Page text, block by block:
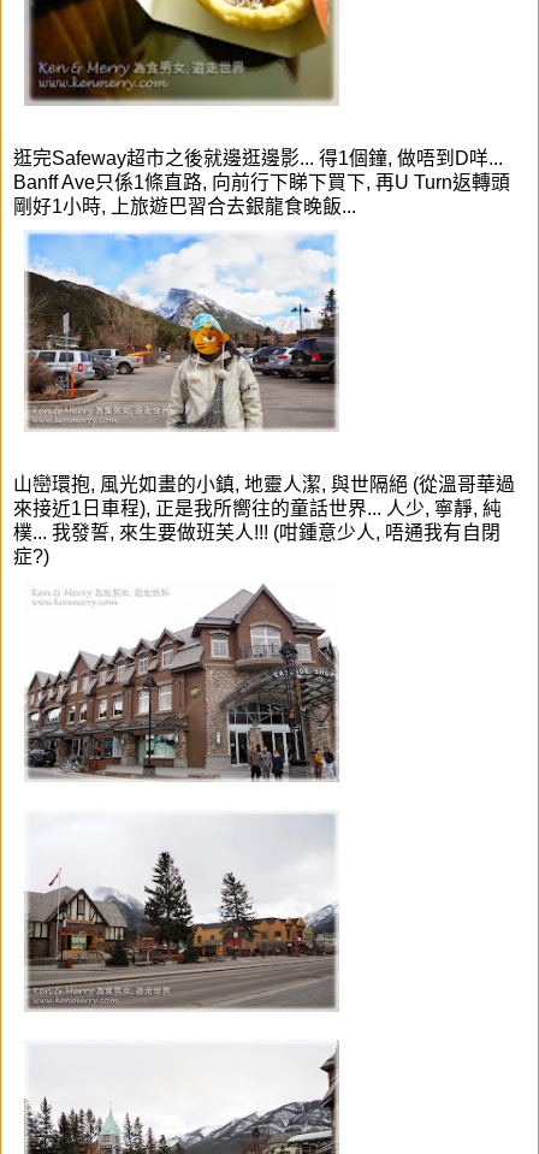
逛完Safeway超市之後就邊逛邊影... 得1個鐘, 做唔到D咩...
Banff Ave只係1條直路, 向前行下睇下買下, 再U Turn返轉頭
剛好1小時, 上旅遊巴習合去銀龍食晚飯...
山巒環抱, 風光如畫的小鎮, 地靈人潔, 與世隔絕 (從溫哥華過
來接近1日車程), 正是我所嚮往的童話世界... 人少, 寧靜, 純
樸... 我發誓, 來生要做班芙人!!! (咁鍾意少人, 唔通我有自閉
症?)